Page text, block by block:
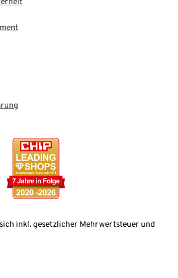
inkl. gesetzlicher Mehrwertsteuer und